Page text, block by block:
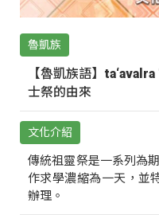
魯凱族
【魯凱族語】
士祭的由來
文化介紹
傳統祖靈祭是一系列為
作求學濃縮為一天，並
辦理。